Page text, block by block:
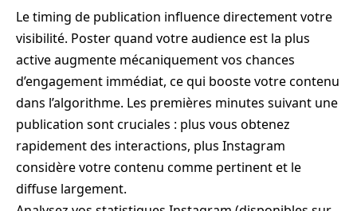
Le timing de publication influence directement votre
visibilité. Poster quand votre audience est la plus
active augmente mécaniquement vos chances
d’engagement immédiat, ce qui booste votre contenu
dans l’algorithme. Les premières minutes suivant une
publication sont cruciales : plus vous obtenez
rapidement des interactions, plus Instagram
considère votre contenu comme pertinent et le
diffuse largement.